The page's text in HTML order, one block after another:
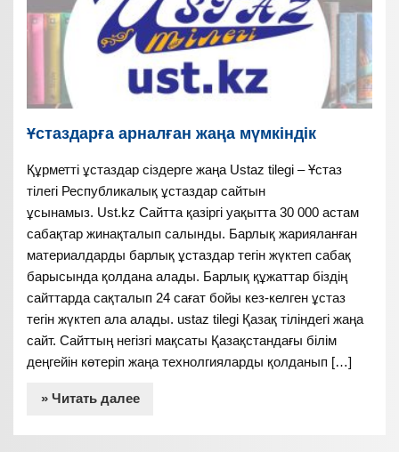
Ұстаздарға арналған жаңа мүмкіндік
Құрметті ұстаздар сіздерге жаңа Ustaz tilegi – Ұстаз
тілегі Республикалық ұстаздар сайтын
ұсынамыз. Ust.kz Сайтта қазіргі уақытта 30 000 астам
сабақтар жинақталып салынды. Барлық жарияланған
материалдарды барлық ұстаздар тегін жүктеп сабақ
барысында қолдана алады. Барлық құжаттар біздің
сайттарда сақталып 24 сағат бойы кез-келген ұстаз
тегін жүктеп ала алады. ustaz tilegi Қазақ тіліндегі жаңа
сайт. Сайттың негізгі мақсаты Қазақстандағы білім
деңгейін көтеріп жаңа технолгияларды қолданып […]
» Читать далее